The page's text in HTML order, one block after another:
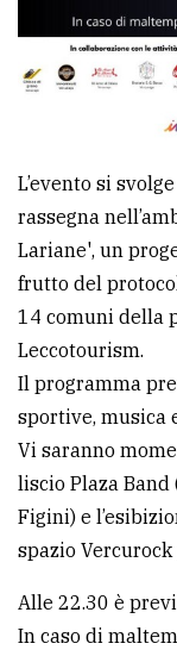
L’evento si
rassegna
Lariane', un
frutto del
14 comuni della
Leccotourism.
Il programma
sportive, musica
Vi saranno
liscio Plaza
Figini) e
spazio
Alle 22.30 è
In caso di